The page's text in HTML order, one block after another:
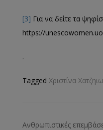
[3] Για να δείτε τα
https://
.
Tagged Χριστίνα
Ανθρωπιστικές